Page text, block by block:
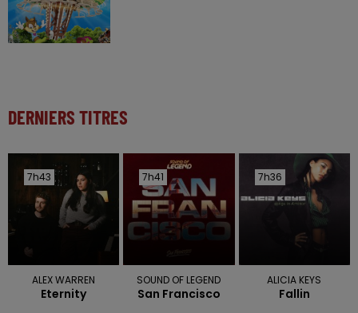
DERNIERS TITRES
7h43
7h43
ALEX WARREN
Eternity
7h41
7h41
SOUND OF LEGEND
San Francisco
7h36
7h36
ALICIA KEYS
Fallin